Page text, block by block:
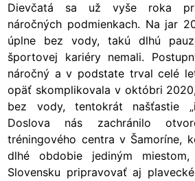
Dievčatá sa už vyše roka
náročných podmienkach. Na jar
úplne bez vody, takú dlhú
športovej kariéry nemali.
náročný a v podstate trval celé
opäť skomplikovala v októbri
bez vody, tentokrát našťastie
Doslova nás zachránilo
tréningového centra v Šamoríne,
dlhé obdobie jediným
Slovensku pripravovať aj